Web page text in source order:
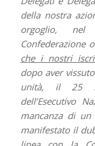
della nostra
orgoglio,
Confederazione
che i nostri
dopo aver
unità, il 25
dell’Esecutivo
mancanza di
manifestato il